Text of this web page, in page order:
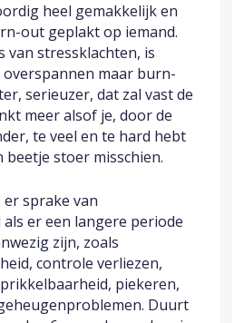
heel gemakkelijk en
out geplakt op iemand.
van stressklachten, is
maar burn-
serieuzer, dat zal vast de
meer alsof je, door de
te veel en te hard hebt
beetje stoer misschien.
er sprake van
er een langere periode
zijn, zoals
controle verliezen,
piekeren,
Duurt